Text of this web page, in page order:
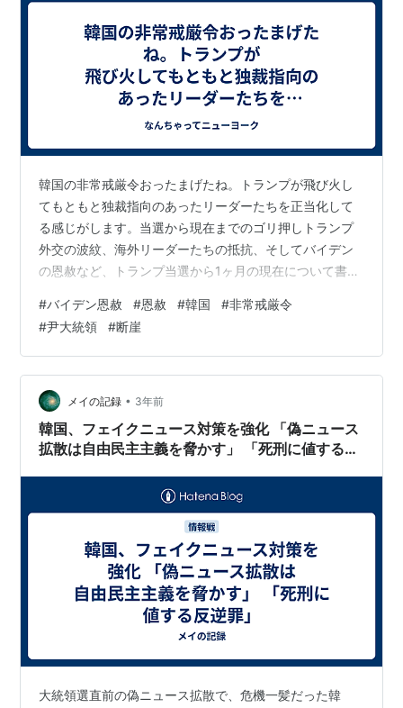
韓国の非常戒厳令おったまげたね。トランプが飛び火し
てもともと独裁指向のあったリーダーたちを正当化して
る感じがします。当選から現在までのゴリ押しトランプ
外交の波紋、海外リーダーたちの抵抗、そしてバイデン
の恩赦など、トランプ当選から1ヶ月の現在について書き
#バイデン恩赦 #恩赦 #韓国 #非常戒厳令
#尹大統領 #断崖
メイの記録 • 3年前
韓国、フェイクニュース対策を強化 「偽ニュース
拡散は自由民主主義を脅かす」 「死刑に値する反
大統領選直前の偽ニュース拡散で、危機一髪だった韓